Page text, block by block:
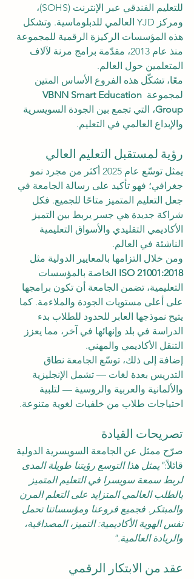
للتعليم الفندقي عبر الإنترنت (SOHS)،
ومركز YJD العالمي للدبلوماسية. وتشكل
هذه المؤسسات الركيزة الرقمية للمجموعة
منذ عام 2013، مقدّمة برامج مرنة لآلاف
المتعلمين حول العالم.
معًا، تشكّل هذه الفروع الأساس المتين
لمجموعة VBNN Smart Education
Group، التي تجمع بين الجودة السويسرية
والإبداع العالمي في التعليم.
رؤية لمستقبل التعليم العالي
يمثل توسّع عام 2025 أكثر من مجرد نمو
جغرافي؛ فهو تأكيد على رسالة الجامعة في
جعل التعليم المتميز متاحًا للجميع. فكل
شراكة جديدة هي جسر يربط بين التميز
الأكاديمي التقليدي والأسواق التعليمية
الناشئة في العالم.
ومن خلال التزامها بالمعايير الدولية مثل
ISO 21001:2018 الخاصة بالمؤسسات
التعليمية، تضمن الجامعة أن تكون برامجها
على أعلى مستويات الجودة والملاءمة. كما
يتيح نموذجها العابر للحدود للطلاب بدء
الدراسة في بلد وإنهائها في آخر، مما يعزز
التنقل الأكاديمي والمهني.
إضافة إلى ذلك، توسّع الجامعة نطاق
التدريس بعدة لغات — تشمل الإنجليزية
والألمانية والعربية والروسية — لتلبية
احتياجات طلاب من خلفيات لغوية متنوعة.
تصريحات القيادة
صرّح ممثل عن الجامعة السويسرية الدولية
قائلاً:"يمثل هذا التوسع رؤيتنا طويلة المدى
لربط سمعة سويسرا في التعليم المتميز
بالطلب العالمي المتزايد على التعلم المرن
والمبتكر. فجميع فروعنا ومؤسساتنا تحمل
نفس الهوية الأكاديمية: التميز، المصداقية،
والريادة العالمية."
عقد من الابتكار الرقمي